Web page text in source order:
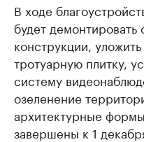
В ходе
будет
конструкции,
тротуарную плитку,
систему
озеленение
архитектурные
завершены к 1